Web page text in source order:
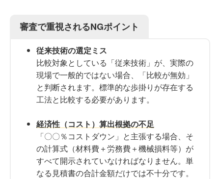
審査で重視されるNGポイント
従来技術の選定ミス
比較対象としている「従来技術」が、実際の
現場で一般的ではない場合、「比較が無効」
と判断されます。標準的な歩掛りが存在する
工法と比較する必要があります。
経済性（コスト）算出根拠の不足
「〇〇％コストダウン」と主張する場合、そ
の計算式（材料費＋労務費＋機械損料等）が
すべて開示されていなければなりません。単
なる見積書の合計金額だけでは不十分です。